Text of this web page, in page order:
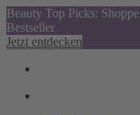
Beauty Top Picks:
Bestseller
Jetzt entdecken